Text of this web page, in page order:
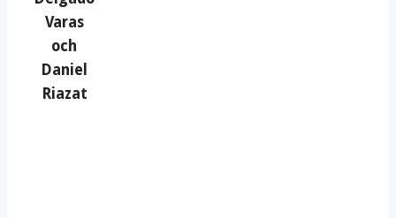
Varas
och
Daniel
Riazat